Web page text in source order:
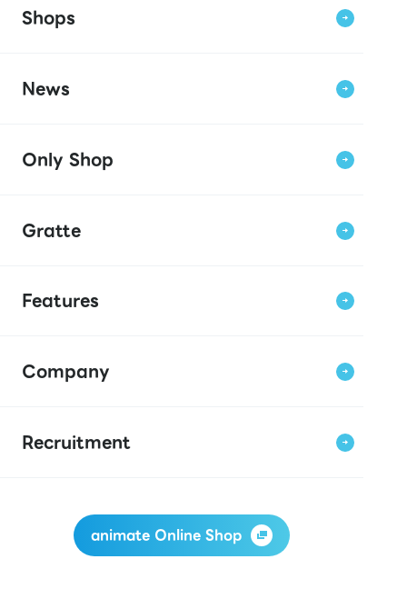
Shops
News
Only Shop
Gratte
Features
Company
Recruitment
animate Online Shop